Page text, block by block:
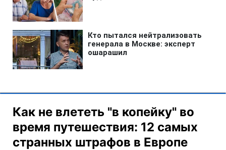
Как не влететь "в копейку" во
время путешествия: 12 самых
странных штрафов в Европе